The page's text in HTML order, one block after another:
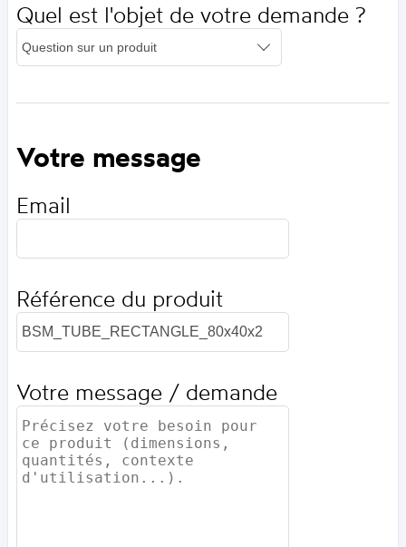
Quel est l'objet de votre demande ?
Votre message
Email
Référence du produit
Votre message / demande